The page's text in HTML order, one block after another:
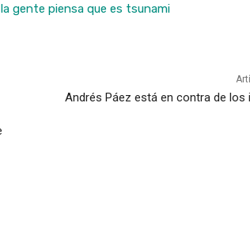
gente piensa que es tsunami
Andrés Páez está en contra de los